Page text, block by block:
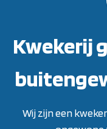
Kwekerij
Wij zijn een